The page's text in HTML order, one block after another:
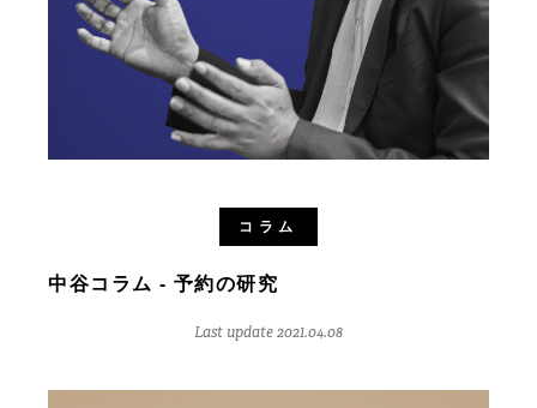
コラム
中谷コラム - 予約の研究
Last update 2021.04.08